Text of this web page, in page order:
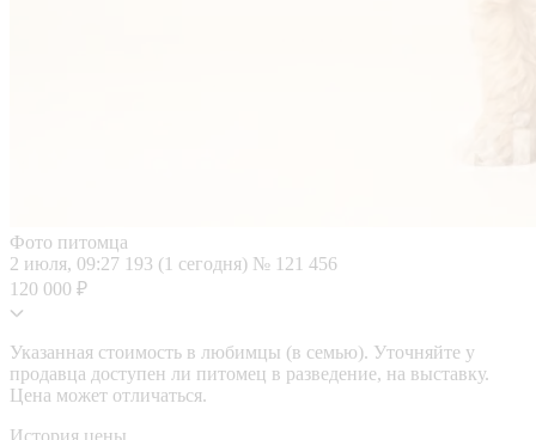
Фото питомца
2 июля, 09:27 193 (1 сегодня) № 121 456
120 000 ₽
Указанная стоимость в любимцы (в семью). Уточняйте у
продавца доступен ли питомец в разведение, на выставку.
Цена может отличаться.
История цены